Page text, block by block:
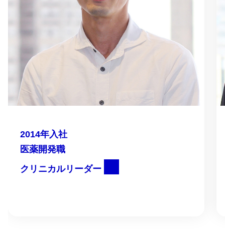
2014年入社
医薬開発職
クリニカルリーダー